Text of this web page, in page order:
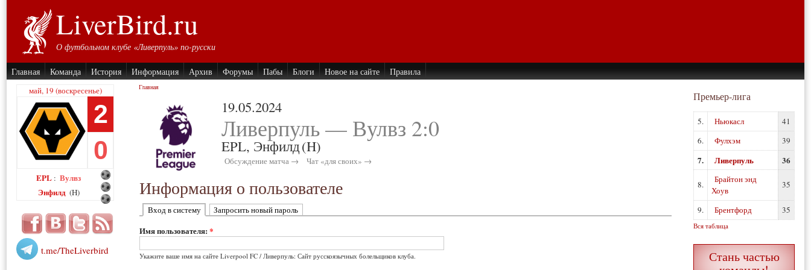
LiverBird.ru
О футбольном клубе «Ливерпуль» по-русски
Главная Команда История Информация Архив Форумы Пабы Блоги Новое на сайте Правила
май, 19 (воскресенье)
2
0
EPL : Вулвз
Энфилд (H)
t.me/TheLiverbird
Главная
19.05.2024
Ливерпуль — Вулвз 2:0
EPL, Энфилд(H)
Обсуждение матча → Чат «для своих» →
Информация о пользователе
Вход в систему Запросить новый пароль
Имя пользователя:*
Укажите ваше имя на сайте Liverpool FC / Ливерпуль: Сайт русскоязычных болельщиков клуба.
Премьер-лига
5. Ньюкасл
41
6.
Фулхэм 39
7. Ливерпуль 36
8.
Брайтон энд
Хоув
35
9. Брентфорд 35
Вся таблица
Стань частью